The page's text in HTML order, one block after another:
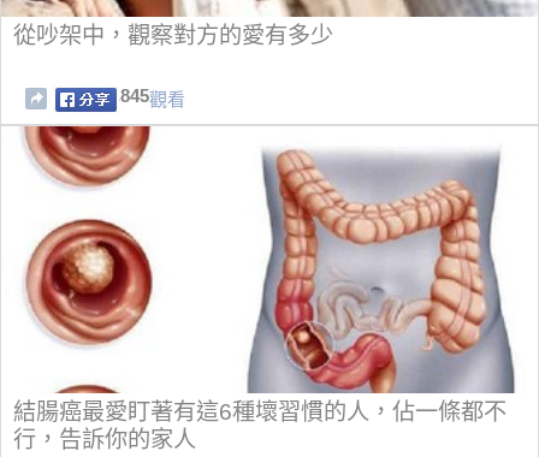
從吵架中，觀察對方的愛有多少
845觀看
結腸癌最愛盯著有這6種壞習慣的人，佔一條都不
行，告訴你的家人